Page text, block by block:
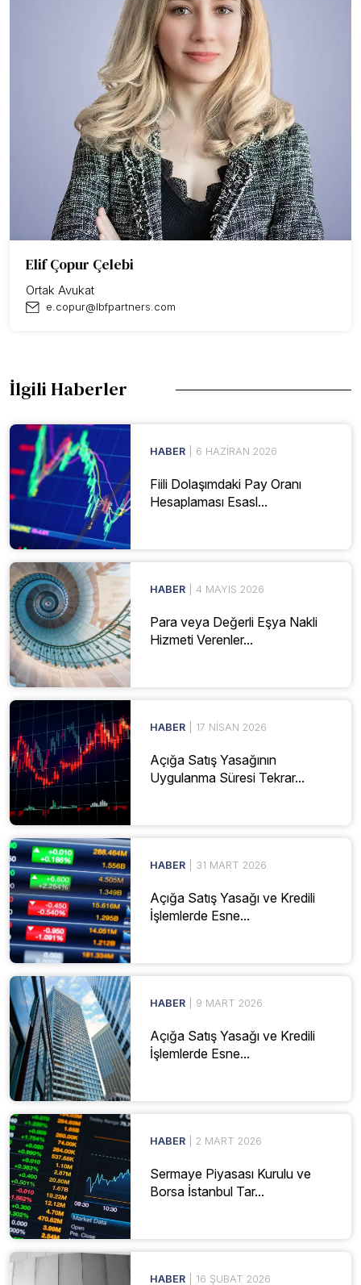
Elif Çopur Çelebi
Ortak Avukat
e.copur@lbfpartners.com
İlgili Haberler
HABER | 6 HAZIRAN 2026
Fiili Dolaşımdaki Pay Oranı
Hesaplaması Esasl...
HABER | 4 MAYIS 2026
Para veya Değerli Eşya Nakli
Hizmeti Verenler...
HABER | 17 NISAN 2026
Açığa Satış Yasağının
Uygulanma Süresi Tekrar...
HABER | 31 MART 2026
Açığa Satış Yasağı ve Kredili
İşlemlerde Esne...
HABER | 9 MART 2026
Açığa Satış Yasağı ve Kredili
İşlemlerde Esne...
HABER | 2 MART 2026
Sermaye Piyasası Kurulu ve
Borsa İstanbul Tar...
HABER | 16 ŞUBAT 2026